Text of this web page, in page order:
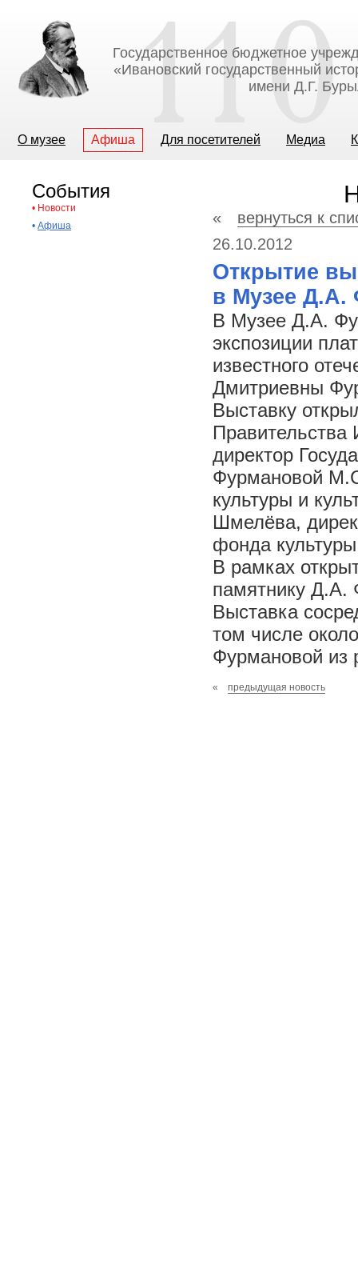
Государственное бюджетное
«Ивановский государственный
имени Д.Г.
О музее Афиша Для посетителей Медиа
События
• Новости
• Афиша « вернуться к
26.10.2012
Открытие
в Музее Д.А.
В Музее Д.А.
экспозиции
известного
Дмитриевны
Выставку
Правительства
директор
Фурмановой
культуры и
Шмелёва,
фонда
В рамках
памятнику Д.А.
Выставка
том числе
Фурмановой из
« предыдущая новость